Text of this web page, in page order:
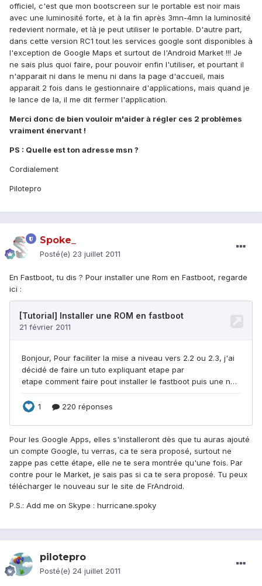
officiel, c'est que mon bootscreen sur le portable est noir mais
avec une luminosité forte, et à la fin après 3mn-4mn la luminosité
redevient normale, et là je peut utiliser le portable. D'autre part,
dans cette version RC1 tout les services google sont disponibles à
l'exception de Google Maps et surtout de l'Android Market !!! Je
ne sais plus quoi faire, pour pouvoir enfin l'utiliser, et pourtant il
n'apparait ni dans le menu ni dans la page d'accueil, mais
apparait 2 fois dans le gestionnaire d'applications, mais quand je
le lance de la, il me dit fermer l'application.
Merci donc de bien vouloir m'aider à régler ces 2 problèmes
vraiment énervant !
PS : Quelle est ton adresse msn ?
Cordialement
Pilotepro
Spoke_
Posté(e) 23 juillet 2011
En Fastboot, tu dis ? Pour installer une Rom en Fastboot, regarde
ici :
Pour les Google Apps, elles s'installeront dès que tu auras ajouté
un compte Google, tu verras, ca te sera proposé, surtout ne
zappe pas cette étape, elle ne te sera montrée qu'une fois. Par
contre pour le Market, je sais pas si ca te sera proposé. Tu peux
télécharger le nouveau sur le site de FrAndroid.
P.S.: Add me on Skype : hurricane.spoky
pilotepro
Posté(e) 24 juillet 2011